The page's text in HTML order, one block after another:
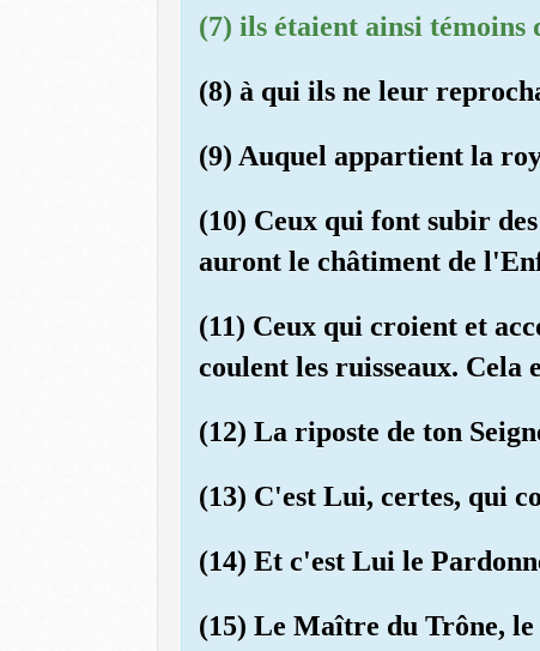
(7) ils étaient ainsi témoins
(8) à qui ils ne leur
(9) Auquel appartient la
(10) Ceux qui font subir
auront le châtiment de
(11) Ceux qui croient et
coulent les ruisseaux. Cela
(12) La riposte de ton
(13) C'est Lui, certes, qui
(14) Et c'est Lui le
(15) Le Maître du Trône,